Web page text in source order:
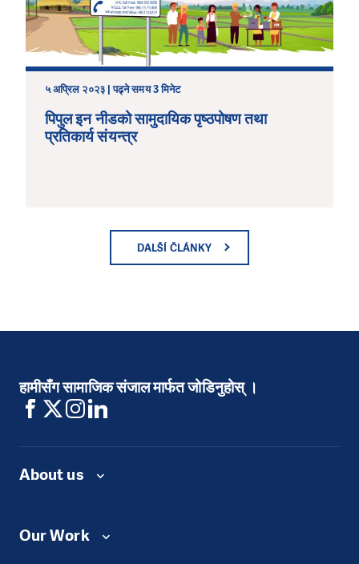
५ अप्रिल २०२३ | पढ्ने समय 3 मिनेट
पिपुल इन नीडको सामुदायिक पृष्ठपोषण तथा
प्रतिकार्य संयन्त्र
DALŠÍ ČLÁNKY
हामीसँग सामाजिक संजाल मार्फत जोडिनुहोस् ।
About us
Our Work